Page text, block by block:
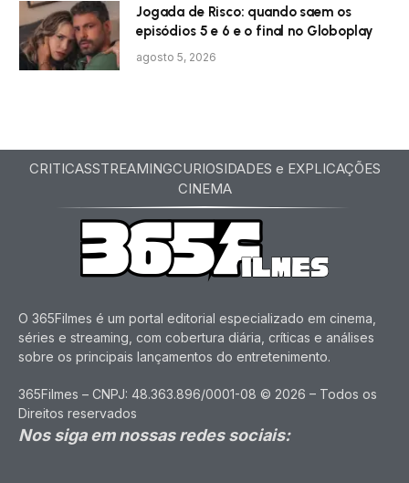
Jogada de Risco: quando saem os
episódios 5 e 6 e o final no Globoplay
agosto 5, 2026
CRITICASSTREAMINGCURIOSIDADES e EXPLICAÇÕES
CINEMA
O 365Filmes é um portal editorial especializado em cinema,
séries e streaming, com cobertura diária, críticas e análises
sobre os principais lançamentos do entretenimento.
365Filmes – CNPJ: 48.363.896/0001-08 © 2026 – Todos os
Direitos reservados
Nos siga em nossas redes sociais: